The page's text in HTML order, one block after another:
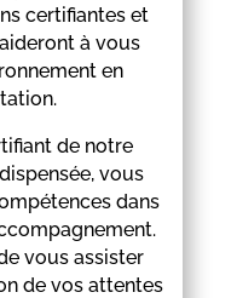
certifiantes et
à vous
en
de notre
vous
dans
vous assister
de vos attentes